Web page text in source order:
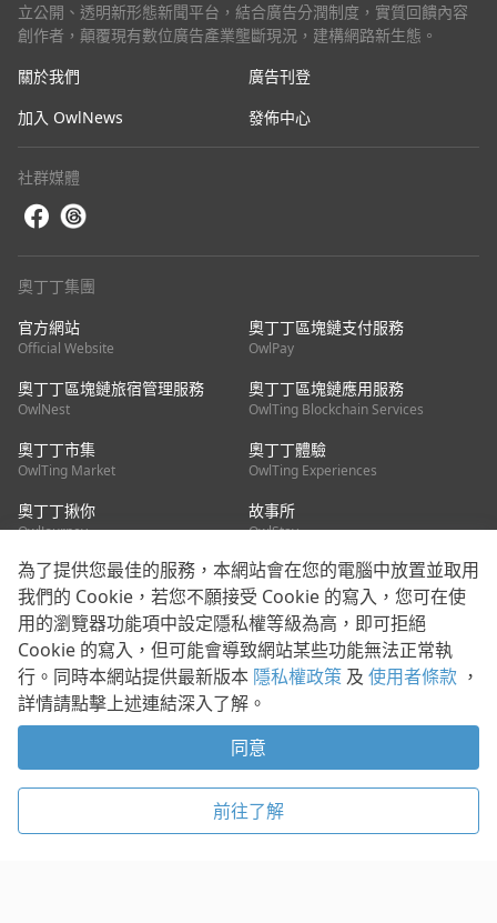
立公開、透明新形態新聞平台，結合廣告分潤制度，實質回饋內容
創作者，顛覆現有數位廣告產業壟斷現況，建構網路新生態。
關於我們
廣告刊登
加入 OwlNews
發佈中心
社群媒體
奧丁丁集團
官方網站
Official Website
奧丁丁區塊鏈支付服務
OwlPay
奧丁丁區塊鏈旅宿管理服務
OwlNest
奧丁丁區塊鏈應用服務
OwlTing Blockchain Services
奧丁丁市集
OwlTing Market
奧丁丁體驗
OwlTing Experiences
奧丁丁揪你
OwlJourney
故事所
OwlStay
聯絡我們
客服信箱：mediapartner@owlting.com
服務信箱 / 廣告洽詢：info_owlnews@owlting.com
媒體合作 / 新聞稿提供：mediapartner@owlting.com
本平台之內容符合第三方智慧財產權規範，若有疑慮歡迎來信告
使用者條款 隱私權政策 Cookie 政策
為了提供您最佳的服務，本網站會在您的電腦中放置並取用
我們的 Cookie，若您不願接受 Cookie 的寫入，您可在使
用的瀏覽器功能項中設定隱私權等級為高，即可拒絕
Cookie 的寫入，但可能會導致網站某些功能無法正常執
行。同時本網站提供最新版本 隱私權政策 及 使用者條款 ，
詳情請點擊上述連結深入了解。
同意
前往了解